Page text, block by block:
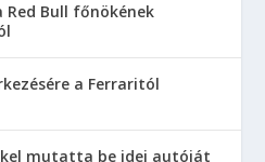
Bull főnökének
a Ferraritól
mutatta be idei autóját